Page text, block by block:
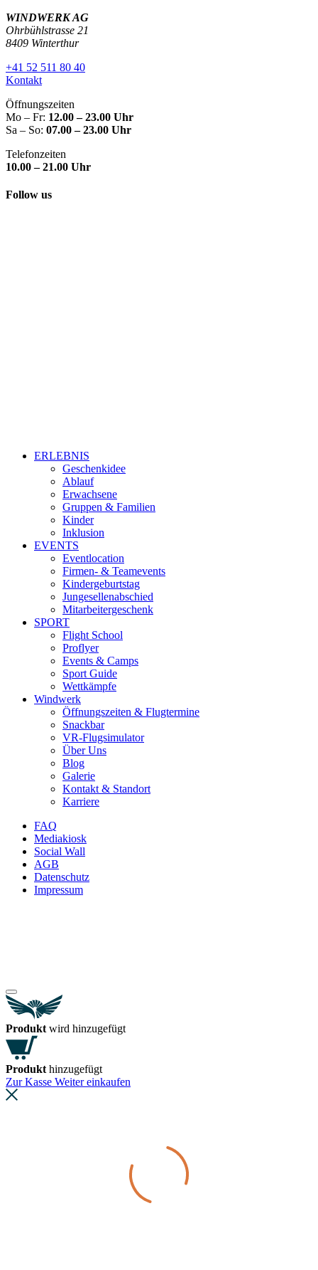
WINDWERK AG
Ohrbühlstrasse 21
8409 Winterthur
+41 52 511 80 40
Kontakt
Öffnungszeiten
Mo – Fr: 12.00 – 23.00 Uhr
Sa – So: 07.00 – 23.00 Uhr
Telefonzeiten
10.00 – 21.00 Uhr
Follow us
ERLEBNIS
Geschenkidee
Ablauf
Erwachsene
Gruppen & Familien
Kinder
Inklusion
EVENTS
Eventlocation
Firmen- & Teamevents
Kindergeburtstag
Jungesellenabschied
Mitarbeitergeschenk
SPORT
Flight School
Proflyer
Events & Camps
Sport Guide
Wettkämpfe
Windwerk
Öffnungszeiten & Flugtermine
Snackbar
VR-Flugsimulator
Über Uns
Blog
Galerie
Kontakt & Standort
Karriere
FAQ
Mediakiosk
Social Wall
AGB
Datenschutz
Impressum
Produkt wird hinzugefügt
Produkt hinzugefügt
Zur Kasse Weiter einkaufen